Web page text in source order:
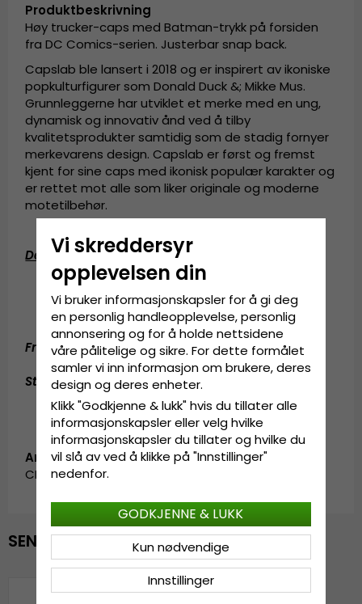
Produktbeskrivning
Høy trucker-caps med Batman-trykk på forsiden
fra DC Comics-serien. Justerbar snap back.
Capslab ble lansert i 2018 og er inspirert av ikoniske
popkulturfigurer som Donald Duck &; Mikke Mus.
Grunnleggerne har utviklet et merke med en ung,
dynamisk og innovativ ånd ved å tilby
kvalitetsprodukter samtidig som de stadig fornyer
merkevarens design. Capslab er først og fremst
kjent for sine caps med ikonisk populær karakter og
er rettet mot alle som liker originale og moderne
motetilbehør.
Detaljert informasjon:
One Size
Justerbar på baksiden av capsen
Fremstilt av:Bomull / Polyester
Størrelsesguide:En størrelse som passer til alle
Artikkel-ID:
CL_CL/DC5/1/CAS/VIN1.batman-black
SENEST VISTE
Vi skreddersyr
opplevelsen din
Vi bruker informasjonskapsler for å gi deg
en personlig handleopplevelse, personlig
annonsering og for å holde nettsidene
våre pålitelige og sikre. For dette formålet
samler vi inn informasjon om brukere, deres
design og deres enheter.
Klikk "Godkjenne & lukk" hvis du tillater alle
informasjonskapsler eller velg hvilke
informasjonskapsler du tillater og hvilke du
vil slå av ved å klikke på "Innstillinger"
nedenfor.
Innstillinger
Kun nødvendige
GODKJENNE & LUKK